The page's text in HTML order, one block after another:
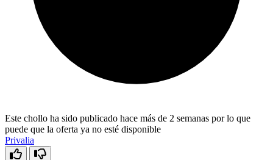
Este chollo ha sido publicado hace más de 2 semanas por lo que
puede que la oferta ya no esté disponible
Privalia